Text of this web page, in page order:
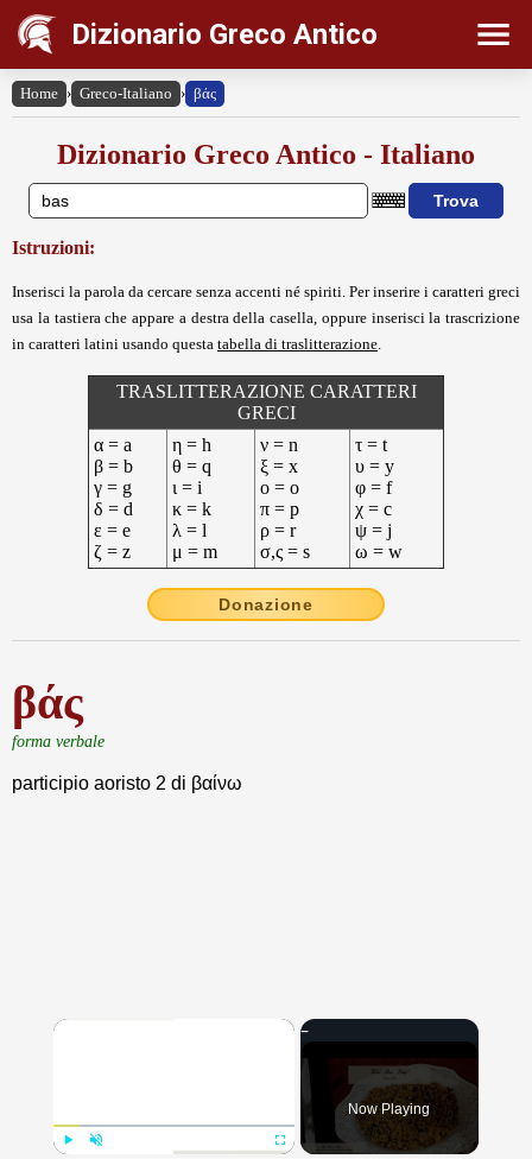
Dizionario Greco Antico
Home › Greco-Italiano › βάς
Dizionario Greco Antico - Italiano
Istruzioni:
Inserisci la parola da cercare senza accenti né spiriti. Per inserire i caratteri greci
usa la tastiera che appare a destra della casella, oppure inserisci la trascrizione
in caratteri latini usando questa tabella di traslitterazione
TRASLITTERAZIONE CARATTERI
GRECI
α = a
β = b
γ = g
δ = d
ε = e
ζ = z
η = h
θ = q
ι = i
κ = k
λ = l
μ = m
ν = n
ξ = x
ο = o
π = p
ρ = r
σ,ς = s
τ = t
υ = y
φ = f
χ = c
ψ = j
ω = w
Donazione
βάς
forma verbale
participio aoristo 2 di βαίνω
×
Now Playing